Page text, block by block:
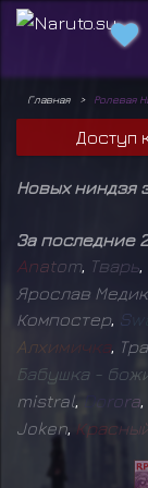
Главная Ролевая
Доступ
Новых ниндзя
За последние
Anatom Тварь
Ярослав Медик
Компостер Sw
Алх имичка
Бабушка - бож
mistral o r ora
Joken Красны